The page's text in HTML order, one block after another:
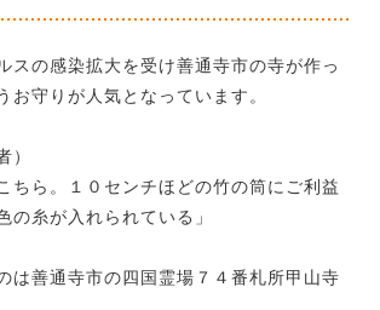
スの感染拡大を受け善通寺市の寺が作っ
お守りが人気となっています。
）
ちら。１０センチほどの竹の筒にご利益
の糸が入れられている」
は善通寺市の四国霊場７４番札所甲山寺